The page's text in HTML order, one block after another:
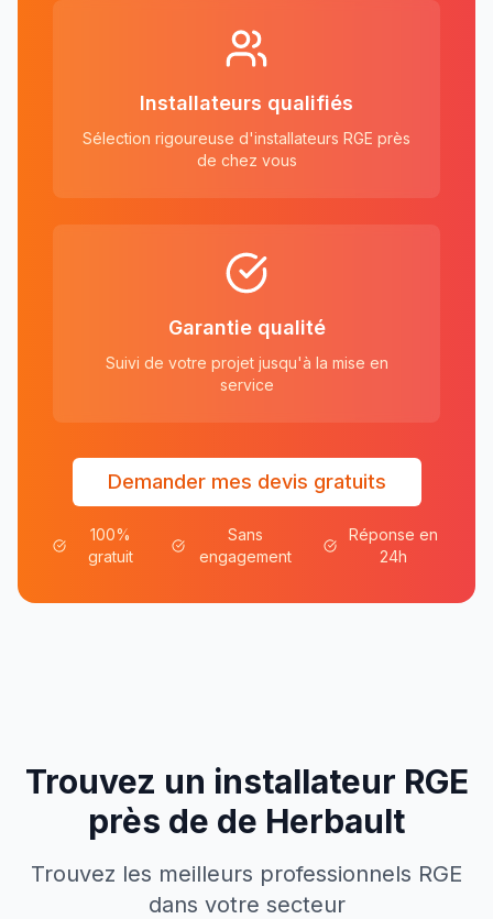
Installateurs qualifiés
Sélection rigoureuse d'installateurs RGE près
de chez vous
Garantie qualité
Suivi de votre projet jusqu'à la mise en
service
Demander mes devis gratuits
100%
gratuit
Sans
engagement
Réponse en
24h
Trouvez un installateur RGE
près de de Herbault
Trouvez les meilleurs professionnels RGE
dans votre secteur